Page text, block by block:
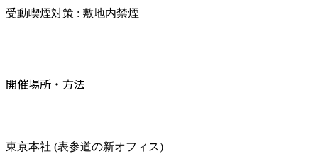
受動喫煙対策 : 敷地内禁煙
開催場所・方法
東京本社 (表参道の新オフィス)